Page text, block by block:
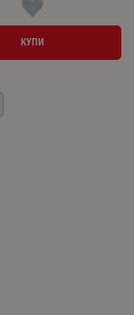
КУПИ